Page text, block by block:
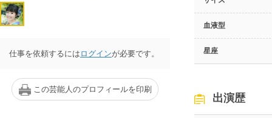
仕事を依頼するには ログインが必要です。
この芸能人のプロフィールを印刷
血液型
星座
出演歴